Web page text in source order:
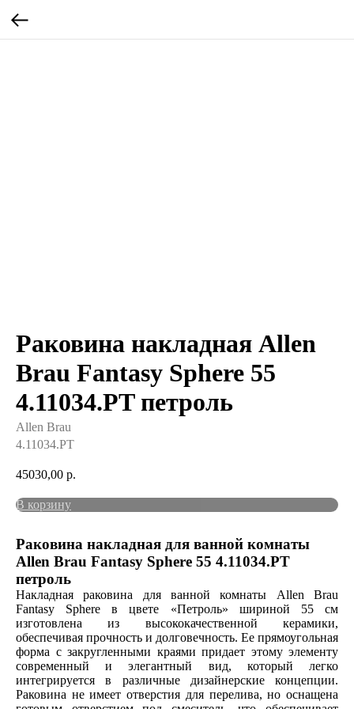
Раковина накладная Allen
Brau Fantasy Sphere 55
4.11034.PT петроль
Allen Brau
4.11034.PT
45030,00 р.
В корзину
Раковина накладная для ванной комнаты
Allen Brau Fantasy Sphere 55 4.11034.PT
петроль
Накладная раковина для ванной комнаты Allen Brau
Fantasy Sphere в цвете «Петроль» шириной 55 см
изготовлена из высококачественной керамики,
обеспечивая прочность и долговечность. Ее прямоугольная
форма с закругленными краями придает этому элементу
современный и элегантный вид, который легко
интегрируется в различные дизайнерские концепции.
Раковина не имеет отверстия для перелива, но оснащена